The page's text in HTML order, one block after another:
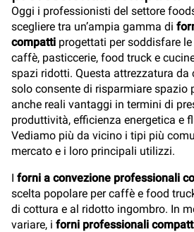
Oggi i professionisti del settore
scegliere tra un’ampia gamma di
compatti progettati per soddisfare
caffè, pasticcerie, food truck e
spazi ridotti. Questa attrezzatura
solo consente di risparmiare spazio
anche reali vantaggi in termini di
produttività, efficienza energetica e
Vediamo più da vicino i tipi più
mercato e i loro principali utilizzi.
I forni a convezione professionali
scelta popolare per caffè e food
di cottura e al ridotto ingombro. In
variare, i forni professionali